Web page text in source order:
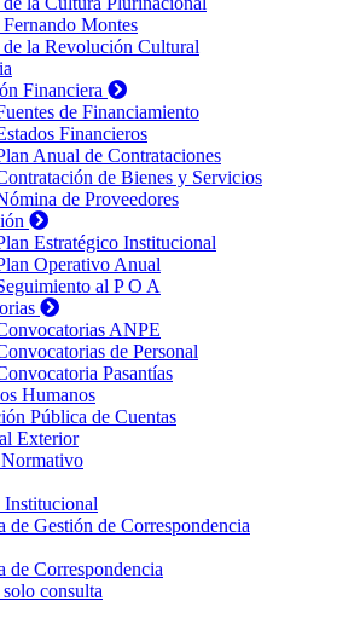
Montes
la Revolución Cultural
Financiera
de Financiamiento
Financieros
Anual de Contrataciones
de Bienes y Servicios
de Proveedores
Estratégico Institucional
Operativo Anual
al P O A
ANPE
de Personal
Pasantías
Humanos
Pública de Cuentas
Exterior
Institucional
de Gestión de Correspondencia
de Correspondencia
consulta